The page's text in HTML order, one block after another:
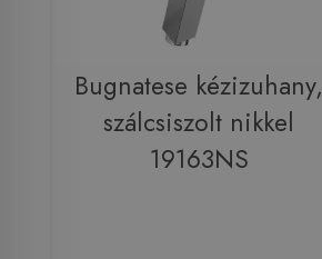
Bugnatese kézizuhany,
szálcsiszolt nikkel
19163NS